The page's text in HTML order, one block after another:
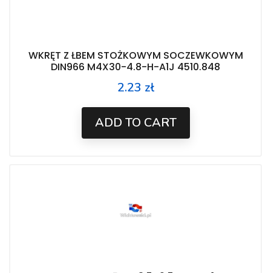
WKRĘT Z ŁBEM STOŻKOWYM SOCZEWKOWYM
DIN966 M4X30-4.8-H-A1J 4510.848
Price
2.23 zł
ADD TO CART